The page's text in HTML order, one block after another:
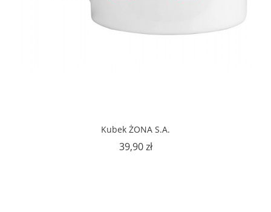
Kubek ŻONA S.A.
39,90 złCena